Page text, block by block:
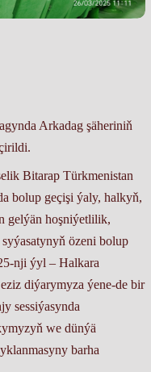
Arkadag şäheriniň
Bitarap Türkmenistan
bolup geçişi ýaly, halkyň,
gelýän hoşniýetlilik,
özeni bolup
nji ýyl – Halkara
diýarymyza ýene-de bir
sessiýasynda
we dünýä
barha